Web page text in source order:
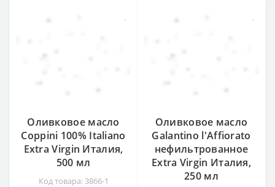
Оливковое масло
Coppini 100% Italiano
Extra Virgin Италия,
500 мл
Код товара: 3866-1
Оливковое масло
Galantino l'Affiorato
нефильтрованное
Extra Virgin Италия,
250 мл